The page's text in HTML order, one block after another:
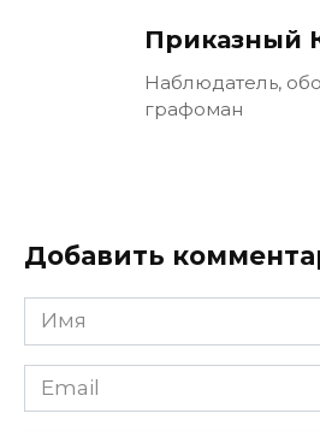
Приказный
Наблюдатель,
графоман
Добавить
Имя
Email